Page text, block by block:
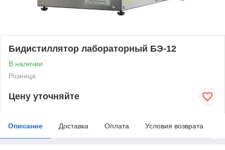
Бидистиллятор лабораторный БЭ-12
В наличии
Розница
Цену уточняйте
Описание Доставка Оплата Условия возврата